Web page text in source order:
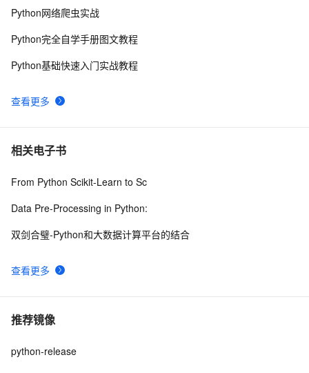
10[IOS]自己如何正确获取SQLite的ADO连接字符串
查看更多
Python网络爬虫实战
Python完全自学手册图文教程
Python基础快速入门实战教程
相关电子书
查看更多
From Python Scikit-Learn to Sc
Data Pre-Processing in Python:
双剑合璧-Python和大数据计算平台的结合
推荐镜像
python-release